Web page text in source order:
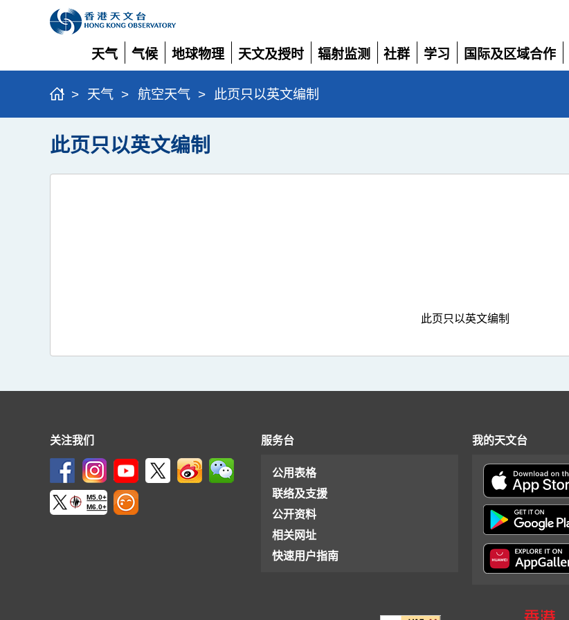
天气
展
开
气候
展
开
地球物理
展
开
天文及授时
展
开
辐射监测
展
开
社群
展
学习
展
国际及区域合作
展
> 天气 > 航空天气 > 此页只以英文编制
此页只以英文编制
此页只以英文编制
关注我们
M5.0+
M6.0+
服务台
公用表格
联络及支援
公开资料
相关网址
快速用户指南
我的天文台